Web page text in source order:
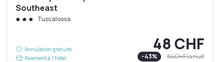
Southeast
Tuscaloosa
Annulation gratuite
Paiement à l'hôtel
48 CHF
-43% 84 CHFla nuit